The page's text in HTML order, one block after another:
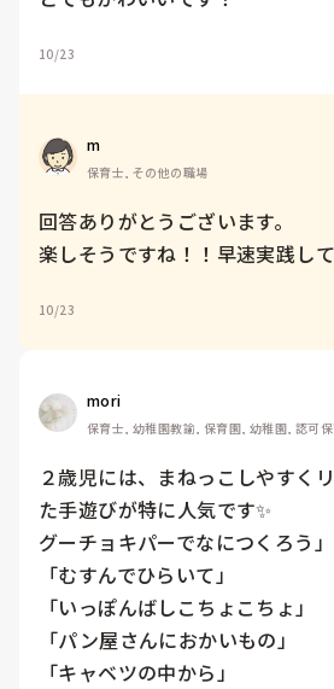
10/23
m
保育士, その他の職場
回答ありがとうございます。
楽しそうですね！！早速実践して
10/23
mori
保育士, 幼稚園教諭, 保育園, 幼稚園, 認可
２歳児には、まねっこしやすく
た手遊びが特に人気です✨
グーチョキパーでなにつくろう」
「むすんでひらいて」
「いっぽんばしこちょこちょ」
「パン屋さんにおかいもの」
「キャベツの中から」